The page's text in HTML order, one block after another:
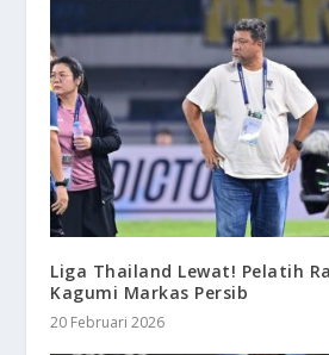
Liga Thailand Lewat! Pelatih
Kagumi Markas Persib
20 Februari 2026